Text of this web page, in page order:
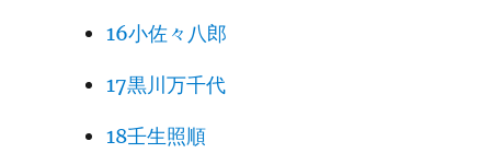
16小佐々八郎
17黒川万千代
18壬生照順